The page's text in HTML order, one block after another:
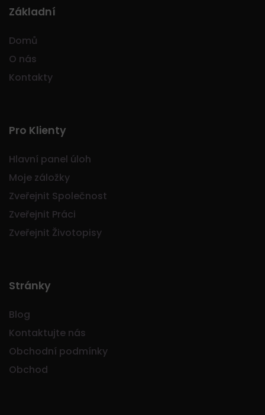
Základní
Domů
O nás
Kontakty
Pro Klienty
Hlavní panel úloh
Moje záložky
Zveřejnit Společnost
Zveřejnit Práci
Zveřejnit Životopisy
Stránky
Blog
Kontaktujte nás
Obchodní podmínky
Obchod